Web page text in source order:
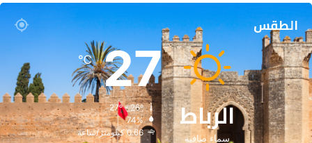
الطقس
الرباط
سماء صافية
27
℃
27º - 26º
74%
0.66 كيلومتر/ساعة